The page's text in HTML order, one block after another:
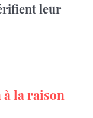
leur
à la raison